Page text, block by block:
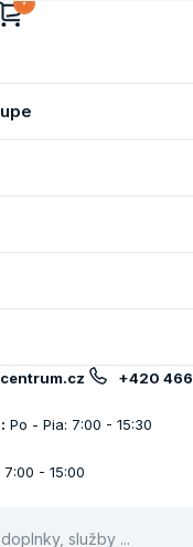
+420 466
Po - Pia: 7:00 - 15:30
7:00 - 15:00